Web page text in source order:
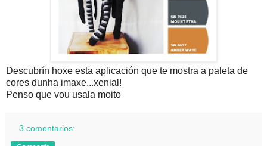
Descubrín hoxe esta aplicación que te mostra a paleta de
cores dunha imaxe...xenial!
Penso que vou usala moito
3 comentarios: